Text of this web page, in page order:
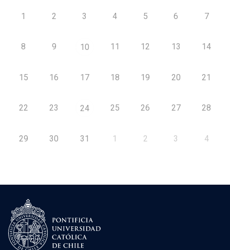
1 2 3 4 5 6 7
8 9 10 11 12 13 14
15 16 17 18 19 20 21
22 23 24 25 26 27 28
29 30 31 1 2 3 4